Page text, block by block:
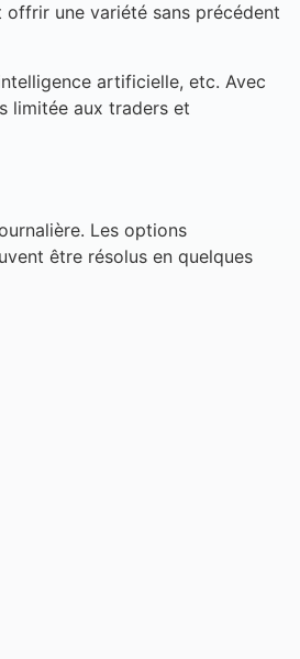
une variété sans précédent
artificielle, etc. Avec
limitée aux traders et
Les options
être résolus en quelques